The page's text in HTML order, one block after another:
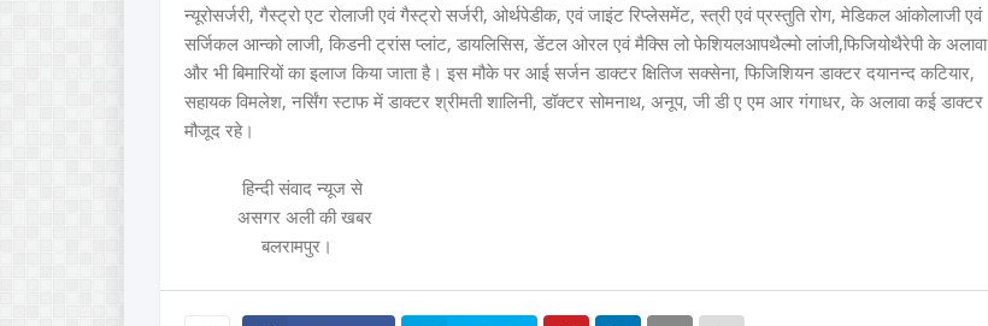
न्यूरोसर्जरी, गैस्ट्रो एट रोलाजी एवं गैस्ट्रो सर्जरी, ओर्थपेडीक, एवं जाइंट रिप्लेसमेंट, स्त्री एवं प्रस्तुति रोग, मेडिकल आंकोलाजी एवं
सर्जिकल आन्को लाजी, किडनी ट्रांस प्लांट, डायलिसिस, डेंटल ओरल एवं मैक्सि लो फेशियलआपथैल्मो लांजी,फिजियोथैरेपी के अलावा
और भी बिमारियों का इलाज किया जाता है। इस मौके पर आई सर्जन डाक्टर क्षितिज सक्सेना, फिजिशियन डाक्टर दयानन्द कटियार,
सहायक विमलेश, नर्सिंग स्टाफ में डाक्टर श्रीमती शालिनी, डॉक्टर सोमनाथ, अनूप, जी डी ए एम आर गंगाधर, के अलावा कई डाक्टर
मौजूद रहे।
हिन्दी संवाद न्यूज से
असगर अली की खबर
बलरामपुर।